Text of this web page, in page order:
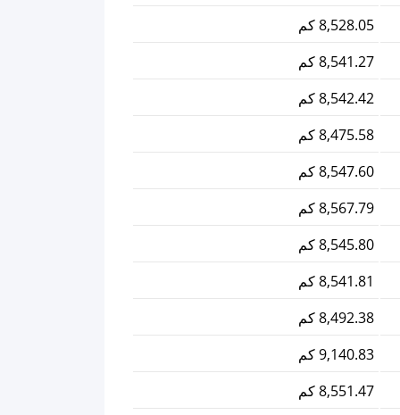
8,528.05 كم
8,541.27 كم
8,542.42 كم
8,475.58 كم
8,547.60 كم
8,567.79 كم
8,545.80 كم
8,541.81 كم
8,492.38 كم
9,140.83 كم
8,551.47 كم